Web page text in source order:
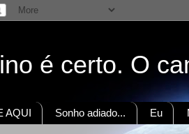
é certo. O
AQUI Sonho adiado... Eu